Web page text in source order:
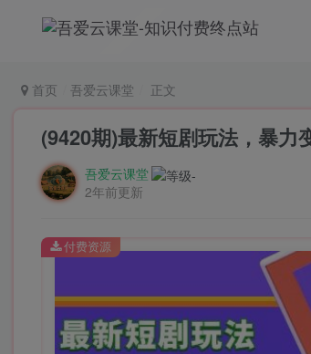
首页 吾爱云课堂 正文
(9420期)最新短剧玩法，暴力
吾爱云课堂
2年前更新
付费资源